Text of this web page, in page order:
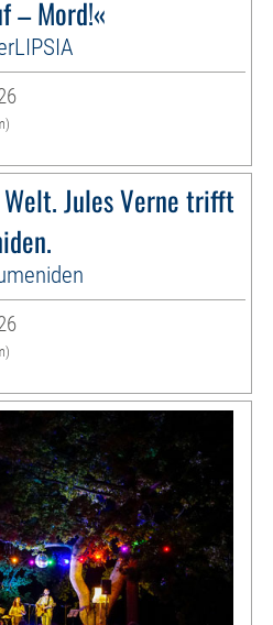
– Mord!«
Jules Verne trifft